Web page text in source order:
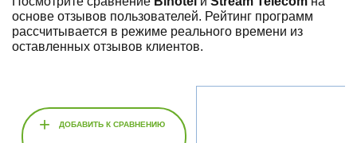
основе отзывов пользователей. Рейтинг программ
рассчитывается в режиме реального времени из
оставленных отзывов клиентов.
+ ДОБАВИТЬ К СРАВНЕНИЮ